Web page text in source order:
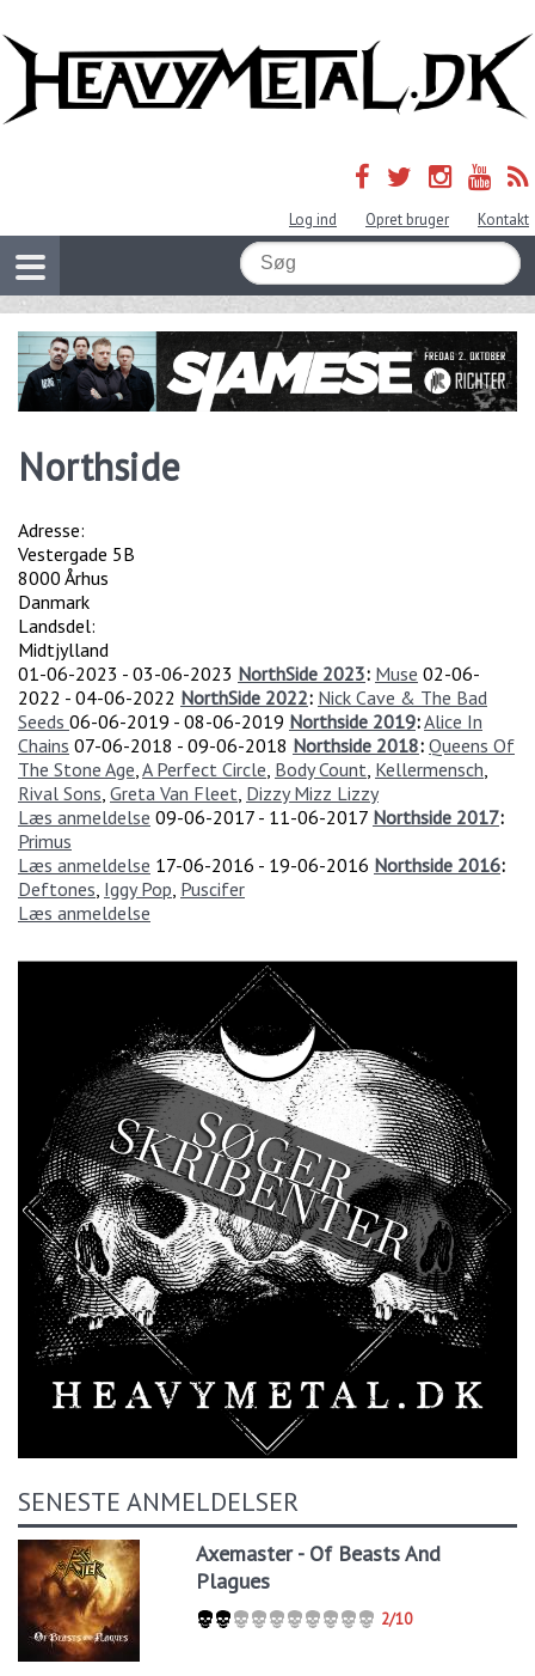
Log ind Opret bruger Kontakt
Northside
Adresse:
Vestergade 5B
8000 Århus
Danmark
Landsdel:
Midtjylland
01-06-2023 - 03-06-2023 NorthSide 2023: Muse 02-06-
2022 - 04-06-2022 NorthSide 2022: Nick Cave & The Bad
Seeds 06-06-2019 - 08-06-2019 Northside 2019:Alice In
Chains 07-06-2018 - 09-06-2018 Northside 2018: Queens Of
The Stone Age A Perfect Circle Body Count Kellermensch
Rival Sons Greta Van Fleet Dizzy Mizz Lizzy
Læs anmeldelse 09-06-2017 - 11-06-2017 Northside 2017:
Primus
Læs anmeldelse 17-06-2016 - 19-06-2016 Northside 2016:
Deftones Iggy Pop Puscifer
Læs anmeldelse
SENESTE ANMELDELSER
Axemaster - Of Beasts And
Plagues
2/10